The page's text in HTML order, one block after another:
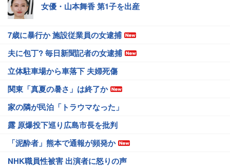
女優・山本舞香 第1子を出産
7歳に暴行か 施設従業員の女逮捕
夫に包丁? 毎日新聞記者の女逮捕
立体駐車場から車落下 夫婦死傷
関東「真夏の暑さ」は終了か
家の隣が民泊「トラウマなった」
露 原爆投下巡り広島市長を批判
「泥酔者」熊本で通報が頻発か
NHK職員性被害 出演者に怒りの声